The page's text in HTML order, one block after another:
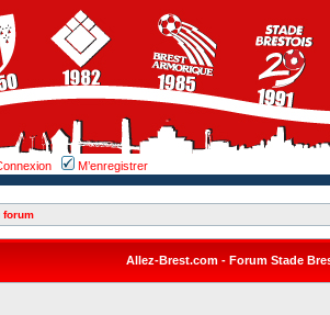
M’enregistrer
forum
Allez-Brest.com - Forum Stade